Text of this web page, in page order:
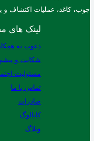
چوب، کاغذ، عملیات اکتشاف و
لینک های
دعوت به
شکایت و
مسئولیت
تماس با ما
صادرات
کاتالوگ
وبلاگ